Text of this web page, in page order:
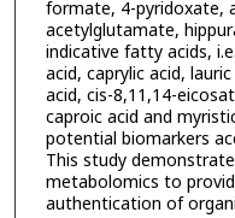
formate, 4-pyridoxate,
acetylglutamate,
indicative fatty acids,
acid, caprylic acid,
acid, cis-8,11,14-
caproic acid and
potential biomarkers
This study
metabolomics to
authentication of